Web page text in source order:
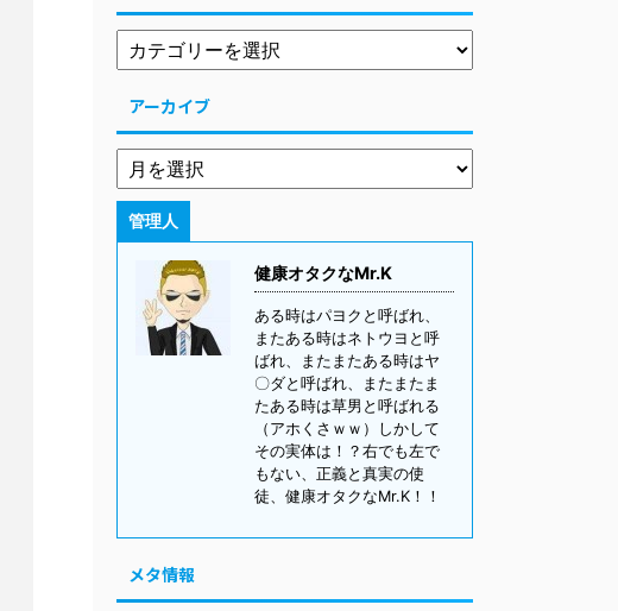
アーカイブ
管理人
健康オタクなMr.K
ある時はパヨクと呼ばれ、
またある時はネトウヨと呼
ばれ、またまたある時はヤ
〇ダと呼ばれ、またまたま
たある時は草男と呼ばれる
（アホくさｗｗ）しかして
その実体は！？右でも左で
もない、正義と真実の使
徒、健康オタクなMr.K！！
メタ情報